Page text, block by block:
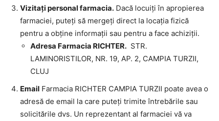
Vizitați personal farmacia. Dacă locuiți în apropierea
farmaciei, puteți să mergeți direct la locația fizică
pentru a obține informații sau pentru a face achiziții.
Adresa Farmacia RICHTER. STR.
LAMINORISTILOR, NR. 19, AP. 2, CAMPIA TURZII,
CLUJ
Email Farmacia RICHTER CAMPIA TURZII poate avea o
adresă de email la care puteți trimite întrebările sau
solicitările dvs. Un reprezentant al farmaciei vă va